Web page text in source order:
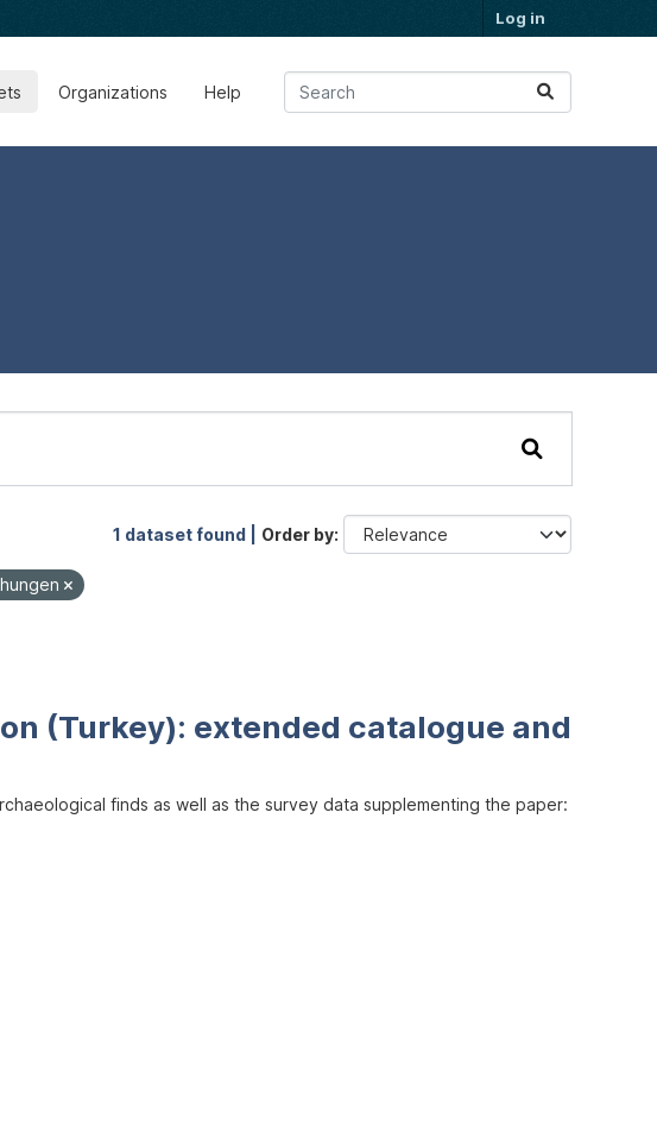
Log in
Organizations Help
1 dataset found | Order by
(Turkey): extended catalogue and
finds as well as the survey data supplementing the paper: